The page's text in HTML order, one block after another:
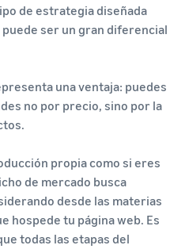
de estrategia diseñada
ser un gran diferencial
una ventaja: puedes
no por precio, sino por la
propia como si eres
de mercado busca
desde las materias
hospede tu página web. Es
todas las etapas del